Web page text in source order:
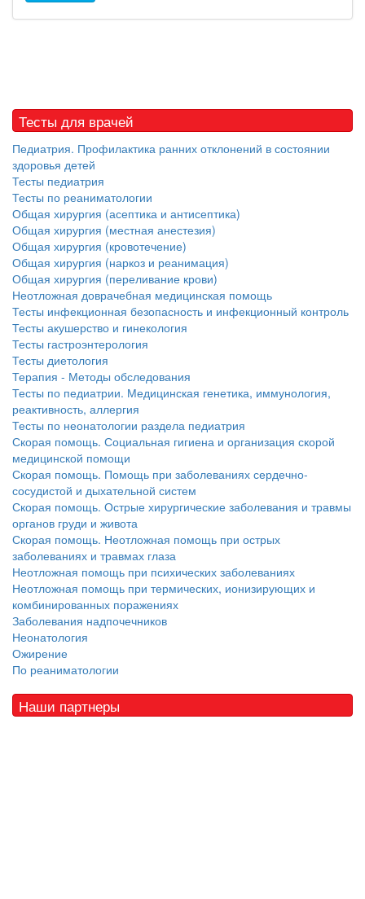
Тесты для врачей
Педиатрия. Профилактика ранних отклонений в состоянии
здоровья детей
Тесты педиатрия
Тесты по реаниматологии
Общая хирургия (асептика и антисептика)
Общая хирургия (местная анестезия)
Общая хирургия (кровотечение)
Общая хирургия (наркоз и реанимация)
Общая хирургия (переливание крови)
Неотложная доврачебная медицинская помощь
Тесты инфекционная безопасность и инфекционный контроль
Тесты акушерство и гинекология
Тесты гастроэнтерология
Тесты диетология
Терапия - Методы обследования
Тесты по педиатрии. Медицинская генетика, иммунология,
реактивность, аллергия
Тесты по неонатологии раздела педиатрия
Скорая помощь. Социальная гигиена и организация скорой
медицинской помощи
Скорая помощь. Помощь при заболеваниях сердечно-
сосудистой и дыхательной систем
Скорая помощь. Острые хирургические заболевания и травмы
органов груди и живота
Скорая помощь. Неотложная помощь при острых
заболеваниях и травмах глаза
Неотложная помощь при психических заболеваниях
Неотложная помощь при термических, ионизирующих и
комбинированных поражениях
Заболевания надпочечников
Неонатология
Ожирение
По реаниматологии
Наши партнеры